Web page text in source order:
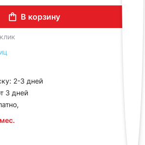
В корзину
2-3 дней
3 дней